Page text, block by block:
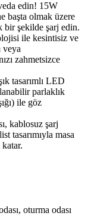
edin! 15W
başta olmak üzere
bir şekilde şarj edin.
ile kesintisiz ve
veya
zahmetsizce
tasarımlı LED
parlaklık
ile göz
kablosuz şarj
tasarımıyla masa
katar.
oturma odası